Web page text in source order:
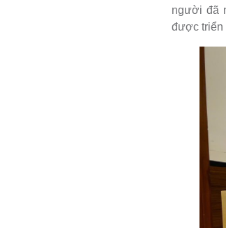
người đã
được triển